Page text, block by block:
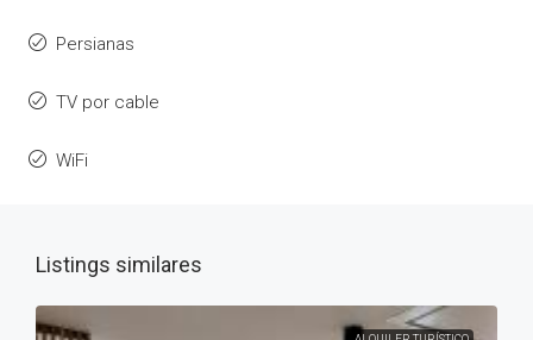
Persianas
TV por cable
WiFi
Listings similares